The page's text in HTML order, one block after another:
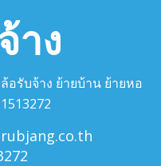
าง
อรับจ้าง ย้ายบ้าน ย้ายหอ